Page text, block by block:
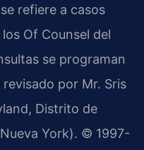
refiere a casos
Of Counsel del
se programan
por Mr. Sris
Distrito de
York). © 1997-